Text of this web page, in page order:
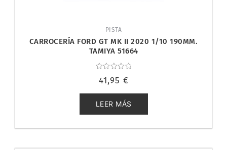
PISTA
CARROCERÍA FORD GT MK II 2020 1/10 190MM.
TAMIYA 51664
con
de
5
41,95 €
LEER MÁS